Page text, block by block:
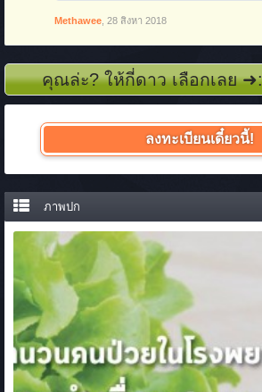
Methawee 28 สิงหา 2018
คุณล่ะ? ให้กี่ดาว เลือกเลย
ลงทะเบียนเดี๋ยวนี้!
ภาพปก